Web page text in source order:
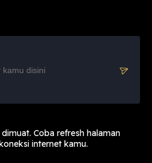
Coba refresh halaman
internet kamu.